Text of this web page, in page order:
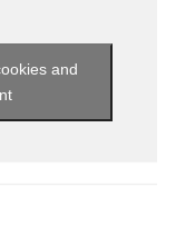
and